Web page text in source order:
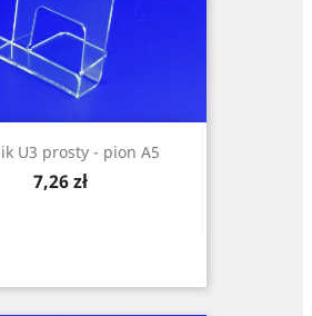
U3 prosty - pion A5
Cena
7,26 zł